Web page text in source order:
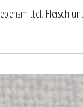
fairen Preis! Bei
Fleisch und
Und
Sie!